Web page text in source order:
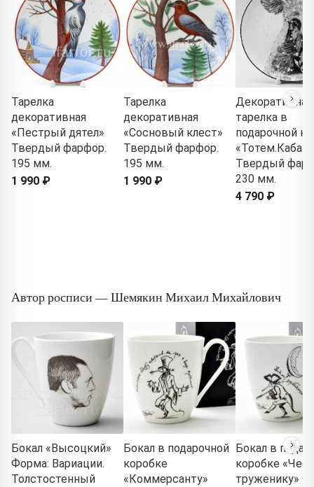
Тарелка
декоративная
«Пестрый дятел»
Твердый фарфор.
195 мм.
1 990 ₽
Тарелка
декоративная
«Сосновый клест»
Твердый фарфор.
195 мм.
1 990 ₽
Декоративная
тарелка в
подарочной
«Тотем.Кабан»
Твердый
230 мм.
4 790 ₽
Автор росписи — Шемякин Михаил Михайлович
Бокал «Высоцкий»
Форма: Вариации.
Толстостенный
Бокал в подарочной
коробке
«Коммерсанту»
Бокал в
коробке
труженику»